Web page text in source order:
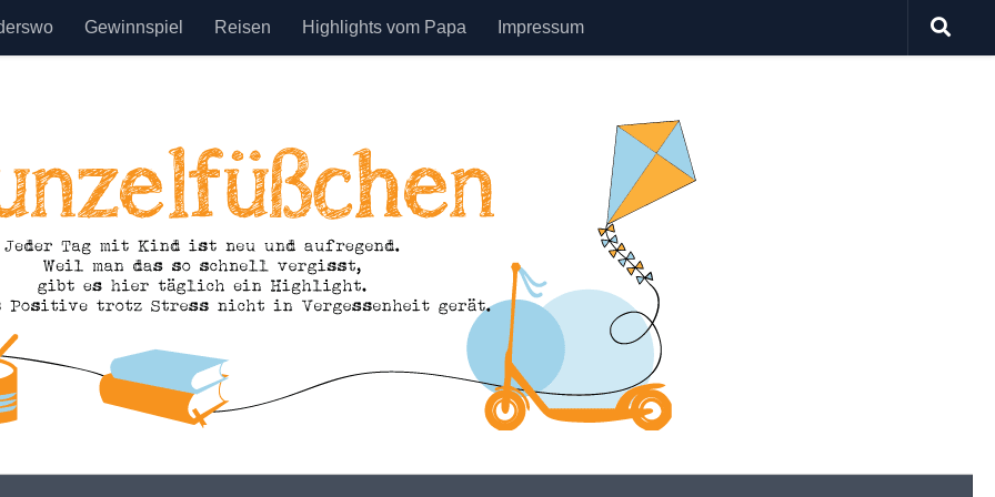
Gewinnspiel Reisen Highlights vom Papa Impressum